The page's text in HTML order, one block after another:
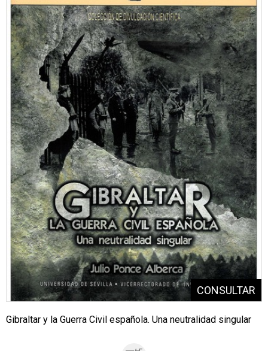
Gibraltar y la Guerra Civil española. Una neutralidad singular